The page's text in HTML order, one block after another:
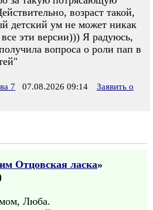
возраст такой,
детский ум не может никак
все эти версии))) Я радуюсь,
вопроса о роли пап в
7 07.08.2026 09:14
Заявить о
Отцовская ласка»
Люба.